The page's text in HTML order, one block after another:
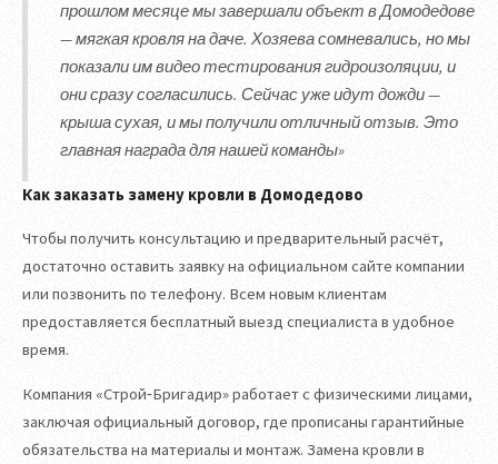
прошлом месяце мы завершали объект в Домодедове
— мягкая кровля на даче. Хозяева сомневались, но мы
показали им видео тестирования гидроизоляции, и
они сразу согласились. Сейчас уже идут дожди —
крыша сухая, и мы получили отличный отзыв. Это
главная награда для нашей команды»
Как заказать замену кровли в Домодедово
Чтобы получить консультацию и предварительный расчёт,
достаточно оставить заявку на официальном сайте компании
или позвонить по телефону. Всем новым клиентам
предоставляется бесплатный выезд специалиста в удобное
время.
Компания «Строй‑Бригадир» работает с физическими лицами,
заключая официальный договор, где прописаны гарантийные
обязательства на материалы и монтаж. Замена кровли в